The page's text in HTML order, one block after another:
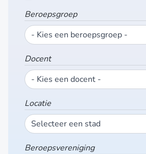
Beroepsgroep
Docent
Locatie
Beroepsvereniging